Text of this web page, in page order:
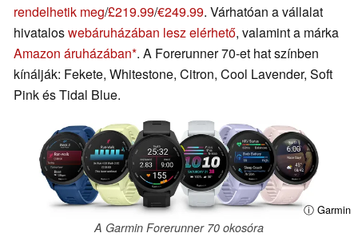
rendelhetik meg/£219.99/€249.99. Várhatóan a vállalat
hivataloswebáruházában lesz elérhető, valamint a márka
Amazon áruházában . A Forerunner 70-et hat színben
kínálják: Fekete, Whitestone, Citron, Cool Lavender, Soft
Pink és Tidal Blue.
ⓘ Garmin
A Garmin Forerunner 70 okosóra